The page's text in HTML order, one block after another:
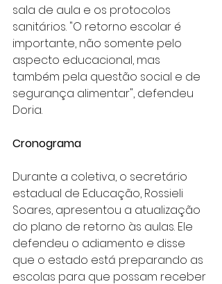
sala de aula e os protocolos
sanitários. "O retorno escolar é
importante, não somente pelo
aspecto educacional, mas
também pela questão social e de
segurança alimentar", defendeu
Doria.
Cronograma
Durante a coletiva, o secretário
estadual de Educação, Rossieli
Soares, apresentou a atualização
do plano de retorno às aulas. Ele
defendeu o adiamento e disse
que o estado está preparando as
escolas para que possam receber